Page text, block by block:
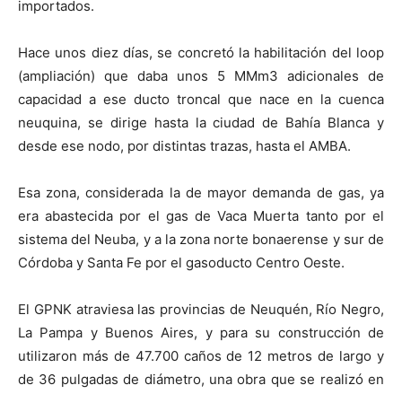
importados.
Hace unos diez días, se concretó la habilitación del loop
(ampliación) que daba unos 5 MMm3 adicionales de
capacidad a ese ducto troncal que nace en la cuenca
neuquina, se dirige hasta la ciudad de Bahía Blanca y
desde ese nodo, por distintas trazas, hasta el AMBA.
Esa zona, considerada la de mayor demanda de gas, ya
era abastecida por el gas de Vaca Muerta tanto por el
sistema del Neuba, y a la zona norte bonaerense y sur de
Córdoba y Santa Fe por el gasoducto Centro Oeste.
El GPNK atraviesa las provincias de Neuquén, Río Negro,
La Pampa y Buenos Aires, y para su construcción de
utilizaron más de 47.700 caños de 12 metros de largo y
de 36 pulgadas de diámetro, una obra que se realizó en